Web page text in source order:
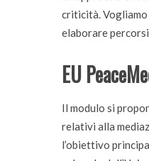
criticità.
elaborare
EU
Il modulo si
relativi alla
l’obiettivo